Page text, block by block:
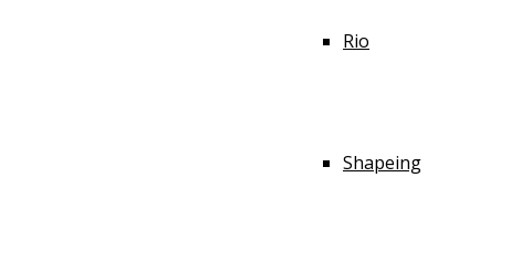
Rio
Shapeing